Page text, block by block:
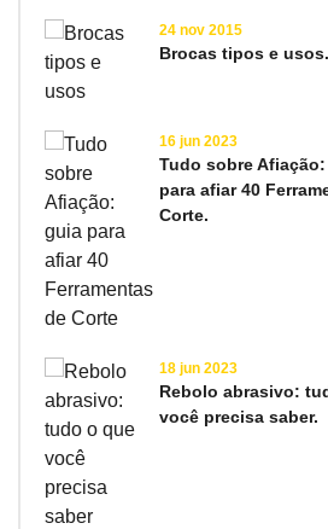
24 nov 2015
Brocas tipos e usos.
16 jun 2023
Tudo sobre
para afiar 40
Corte.
18 jun 2023
Rebolo abrasivo:
você precisa saber.